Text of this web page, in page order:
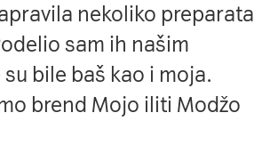
nekoliko preparata
sam ih našim
bile baš kao i moja.
brend Mojo iliti Modžo